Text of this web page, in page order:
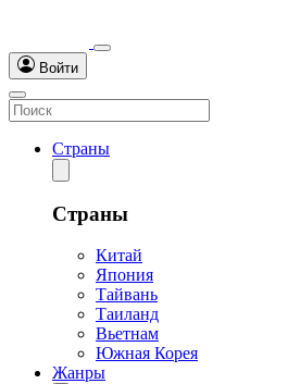
Войти
Страны
Страны
Китай
Япония
Тайвань
Таиланд
Вьетнам
Южная Корея
Жанры